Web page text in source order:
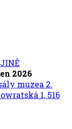
2026
muzea 2.
1, 516